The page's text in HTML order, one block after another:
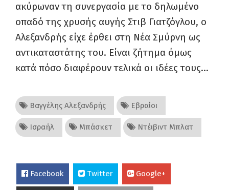
ακύρωναν τη συνεργασία με το δηλωμένο
οπαδό της χρυσής αυγής Στιβ Γιατζόγλου, ο
Αλεξανδρής είχε έρθει στη Νέα Σμύρνη ως
αντικαταστάτης του. Είναι ζήτημα όμως
κατά πόσο διαφέρουν τελικά οι ιδέες τους…
Βαγγέλης Αλεξανδρής Εβραίοι
Ισραήλ Μπάσκετ Ντέιβιντ Μπλατ
Facebook Twitter Google+